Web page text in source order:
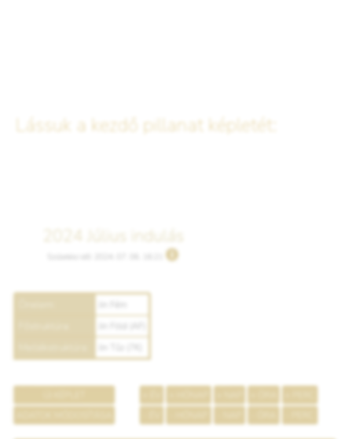
Lássuk a kezdő pillanat képletét: